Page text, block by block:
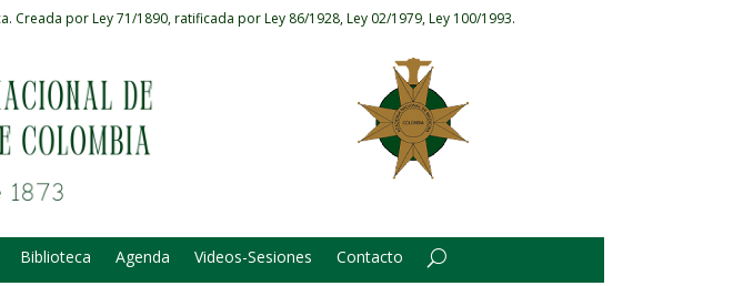
Creada por Ley 71/1890, ratificada por Ley 86/1928, Ley 02/1979, Ley 100/1993.
Biblioteca Agenda Videos-Sesiones Contacto